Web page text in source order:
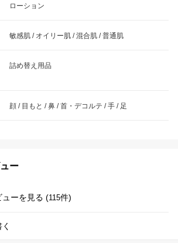
ローション
敏感肌 / オイリー肌 / 混合肌 / 普通肌
詰め替え用品
顔 / 目もと / 鼻 / 首・デコルテ / 手 / 足
ー
ューを見る (115件)